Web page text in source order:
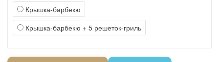
Крышка-барбекю
Крышка-барбекю + 5 решеток-гриль